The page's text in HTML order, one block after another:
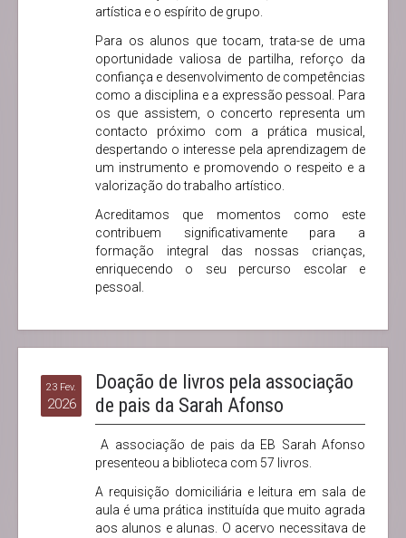
artística e o espírito de grupo.
Para os alunos que tocam, trata-se de uma
oportunidade valiosa de partilha, reforço da
confiança e desenvolvimento de competências
como a disciplina e a expressão pessoal. Para
os que assistem, o concerto representa um
contacto próximo com a prática musical,
despertando o interesse pela aprendizagem de
um instrumento e promovendo o respeito e a
valorização do trabalho artístico.
Acreditamos que momentos como este
contribuem significativamente para a
formação integral das nossas crianças,
enriquecendo o seu percurso escolar e
pessoal.
23 Fev.
2026
Doação de livros pela associação
de pais da Sarah Afonso
A associação de pais da EB Sarah Afonso
presenteou a biblioteca com 57 livros.
A requisição domiciliária e leitura em sala de
aula é uma prática instituída que muito agrada
aos alunos e alunas. O acervo necessitava de